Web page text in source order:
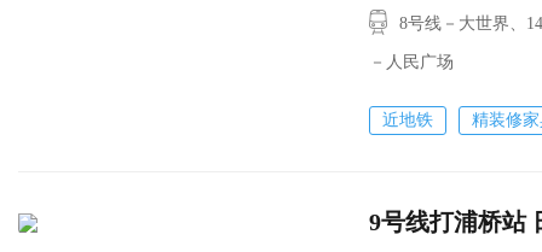
8号线－大世界、
－人民广场
近地铁 精装修
9号线打浦桥站